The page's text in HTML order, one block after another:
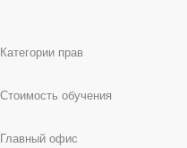
Категории прав
Стоимость обучения
Главный офис